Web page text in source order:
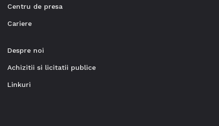
Centru de presa
Cariere
Despre noi
Achizitii si licitatii publice
Linkuri